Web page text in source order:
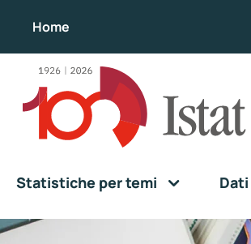
Home
Statistiche per temi Dati